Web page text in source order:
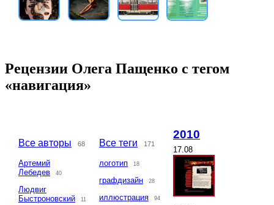
Рецензии Олега Пащенко с тегом
«навигация»
Все авторы 68
Артемий
Лебедев
40
Людвиг
Быстроновский
11
Все теги 171
логотип 18
графдизайн 28
иллюстрация 94
2010
17.08